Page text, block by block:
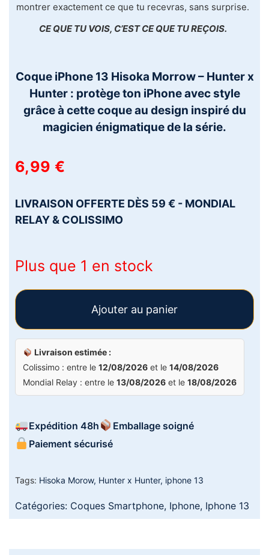
montrer exactement ce que tu recevras, sans surprise.
CE QUE TU VOIS, C’EST CE QUE TU REÇOIS.
Coque iPhone 13 Hisoka Morrow – Hunter x
Hunter : protège ton iPhone avec style
grâce à cette coque au design inspiré du
magicien énigmatique de la série.
6,99 €
LIVRAISON OFFERTE DÈS 59 € - MONDIAL
RELAY & COLISSIMO
Plus que 1 en stock
Ajouter au panier
Livraison estimée :
Colissimo : entre le 12/08/2026 et le 14/08/2026
Mondial Relay : entre le 13/08/2026 et le 18/08/2026
Expédition 48h
Emballage soigné
Paiement sécurisé
Tags: Hisoka Morow, Hunter x Hunter, iphone 13
Catégories: Coques Smartphone, Iphone, Iphone 13